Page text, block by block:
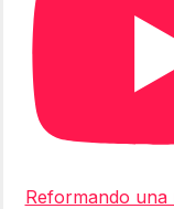
Reformando una